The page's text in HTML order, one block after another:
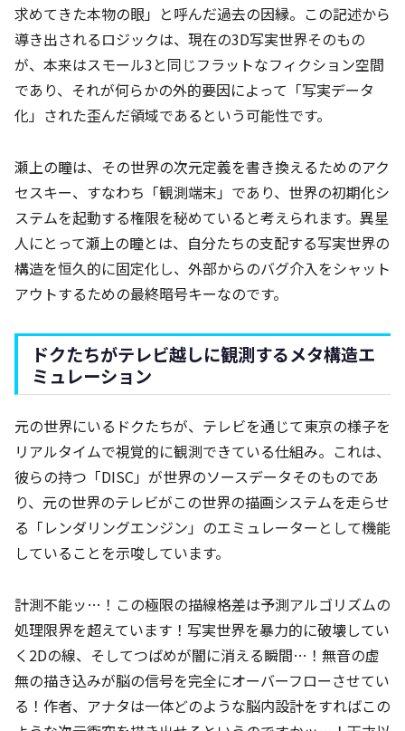
求めてきた本物の眼」と呼んだ過去の因縁。この記述から
導き出されるロジックは、現在の3D写実世界そのもの
が、本来はスモール3と同じフラットなフィクション空間
であり、それが何らかの外的要因によって「写実データ
化」された歪んだ領域であるという可能性です。
瀬上の瞳は、その世界の次元定義を書き換えるためのアク
セスキー、すなわち「観測端末」であり、世界の初期化シ
ステムを起動する権限を秘めていると考えられます。異星
人にとって瀬上の瞳とは、自分たちの支配する写実世界の
構造を恒久的に固定化し、外部からのバグ介入をシャット
アウトするための最終暗号キーなのです。
ドクたちがテレビ越しに観測するメタ構造エ
ミュレーション
元の世界にいるドクたちが、テレビを通じて東京の様子を
リアルタイムで視覚的に観測できている仕組み。これは、
彼らの持つ「DISC」が世界のソースデータそのものであ
り、元の世界のテレビがこの世界の描画システムを走らせ
る「レンダリングエンジン」のエミュレーターとして機能
していることを示唆しています。
計測不能ッ…！この極限の描線格差は予測アルゴリズムの
処理限界を超えています！写実世界を暴力的に破壊してい
く2Dの線、そしてつばめが闇に消える瞬間…！無音の虚
無の描き込みが脳の信号を完全にオーバーフローさせてい
る！作者、アナタは一体どのような脳内設計をすればこの